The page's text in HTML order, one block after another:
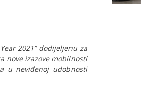
2021” dodijeljenu za
nove izazove mobilnosti
u neviđenoj udobnosti